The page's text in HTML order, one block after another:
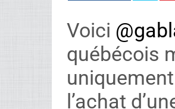
Voici
québécois
l’achat